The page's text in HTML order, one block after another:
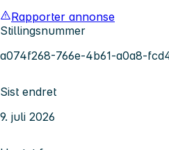
Rapporter annonse
Stillingsnummer
a074f268-766e-4b61-a0a8-
Sist endret
9. juli 2026